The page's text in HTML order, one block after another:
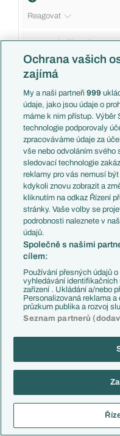
Reagovat
smazaný uživatel
preboha živého...
Reagovat
smazaný uživatel 28.02.2011
Ja teda nevim, ale prijde
zakroky nemuzou trestat
rozhodci uz potrestal (a
kravina, urcite by se s tim
Reagovat
smazaný uživatel 28.02.2011
To je zase surprovej
Reagovat
smazaný uživatel
Reagovat
Vždyť v tom textu z toho
Reagovat
Ochrana vašich
zajímá
My a naši partneři999
údaje, jako jsou údaje o
máme k nim přístup. Výběr
technologie podporovaly
zpracováváme údaje za
vše nebo odvoláním svého
sledovací technologie
reklamy pro vás nemusí
kdykoli znovu zobrazit a
kliknutím na odkaz Řízení
stránky. Vaše volby se
podrobnosti naleznete v
údajů.
Společně s našimi
cílem:
Používání přesných údajů
vyhledávání
zařízení . Ukládání a/nebo
Personalizovaná reklama
průzkum publika a rozvoj
Seznam partnerů